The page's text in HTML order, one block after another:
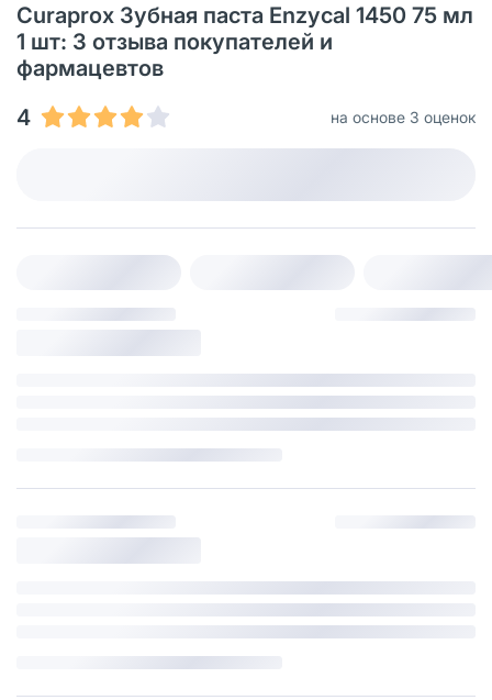
Curaprox Зубная паста Enzycal 1450 75 мл
1 шт: 3 отзыва покупателей и
фармацевтов
4
на основе 3 оценок